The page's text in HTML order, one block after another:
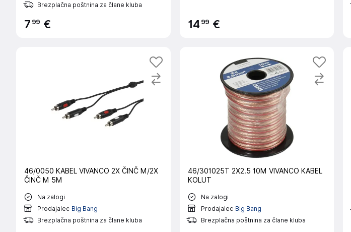
Brezplačna poštnina za člane kluba
7 99 € 14 99 €
46/0050 KABEL VIVANCO 2X ČINČ M/2X
ČINČ M 5M
Na zalogi
Prodajalec Big Bang
Brezplačna poštnina za člane kluba
46/301025T 2X2.5 10M VIVANCO KABEL
KOLUT
Na zalogi
Prodajalec Big Bang
Brezplačna poštnina za člane kluba